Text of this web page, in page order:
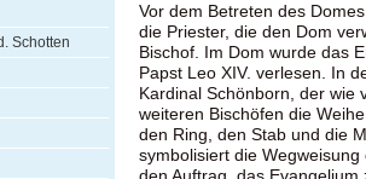
Schotten
Vor dem Betreten des
die Priester, die den Dom
Bischof. Im Dom wurde das
Papst Leo XIV. verlesen. In
Kardinal Schönborn, der wie
weiteren Bischöfen die
den Ring, den Stab und die
symbolisiert die